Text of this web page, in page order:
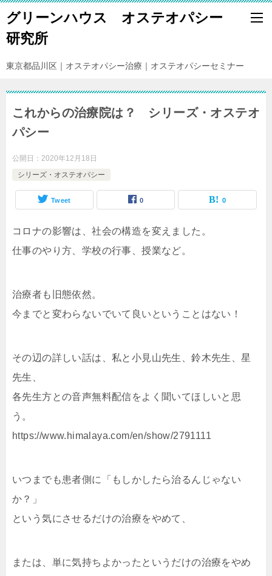
グリーンハウス オステオパシー
研究所
東京都品川区｜オステオパシー治療｜オステオパシーセミナー
これからの治療院は？ シリーズ・オステオ
パシー
公開日： 2020年12月18日
シリーズ・オステオパシー
Tweet 0 0
コロナの影響は、社会の構造を変えました。
仕事のやり方、学校の行事、授業など。
治療者も旧態依然。
今までと変わらないでいて良いということはない！
その辺の詳しい話は、私と小見山先生、鈴木先生、星
先生、
各先生方との音声無料配信をよく聞いてほしいと思
う。
https://www.himalaya.com/en/show/2791111
いつまでも患者側に「もしかしたら治るんじゃない
か？」
という気にさせるだけの治療をやめて、
または、単に気持ちよかったというだけの治療をやめ